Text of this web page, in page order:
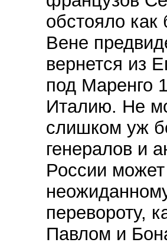
обстояло как
Вене
вернется из
под Маренго
Италию. Не
слишком уж
генералов и
России
перевороту,
Павлом и